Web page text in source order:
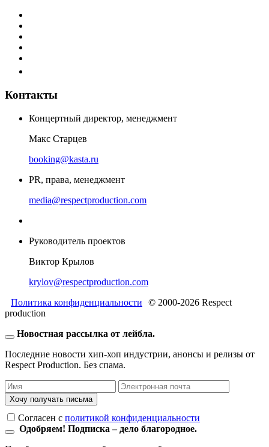
Контакты
Концертный директор, менеджмент
Макс Старцев
booking@kasta.ru
PR, права, менеджмент
media@respectproduction.com
Руководитель проектов
Виктор Крылов
krylov@respectproduction.com
Политика конфиденциальности
© 2000-2026 Respect
production
Новостная рассылка от лейбла.
Последние новости хип-хоп индустрии, анонсы и релизы от
Respect Production. Без спама.
Хочу получать письма
Согласен c политикой конфиденциальности
Одобряем! Подписка – дело благородное.